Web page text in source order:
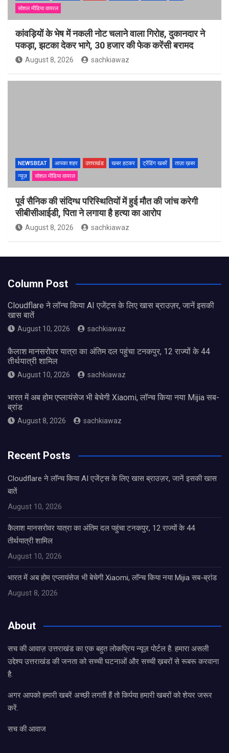
सोशल मीडिया वायरल
कांवड़ियों के भेष में नकली नोट चलाने वाला गिरोह, दुकानदार ने
पकड़ा, झटका देकर भागे, 30 हजार की फेक करेंसी बरामद
August 8, 2026 sachkiawaz
NEWSBEAT आपका शहर उत्तराखंड खबर हटकर ट्रेंडिंग खबरें
ताज़ा ख़बर
न्यूज़
सोशल मीडिया वायरल
पूर्व सैनिक की संदिग्ध परिस्थितियों में हुई मौत की जांच करेगी
सीबीसीआईडी, पिता ने लगाया है हत्या का आरोप
August 8, 2026 sachkiawaz
Column Post
Cloudflare ने लॉन्च किया AI एजेंट्स के लिए खास ब्राउज़र, जानें इसकी
खास बातें
August 10, 2026 sachkiawaz
कैलाश मानसरोवर यात्रा का अंतिम दल पहुंचा टनकपुर, 12 राज्यों के 44
तीर्थयात्री शामिल
August 10, 2026 sachkiawaz
भारत में अब होम एप्लायंसेज भी बेचेगी Xiaomi, लॉन्च किया नया Mijia सब-
ब्रांड
August 8, 2026 sachkiawaz
Recent Posts
Cloudflare ने लॉन्च किया AI एजेंट्स के लिए खास ब्राउज़र, जानें इसकी खास
बातें
August 10, 2026
कैलाश मानसरोवर यात्रा का अंतिम दल पहुंचा टनकपुर, 12 राज्यों के 44
तीर्थयात्री शामिल
August 10, 2026
भारत में अब होम एप्लायंसेज भी बेचेगी Xiaomi, लॉन्च किया नया Mijia सब-ब्रांड
August 8, 2026
About
सच की आवाज़ उत्तराखंड का एक बहुत लोकप्रिय न्यूज़ पोर्टल है. हमारा असली
उद्देश्य उत्तराखंड की जनता को सच्ची घटनाओं और सच्ची ख़बरों से रूबरू करवाना
है.
अगर आपको हमारी खबरें अच्छी लगती हैं तो किर्पया हमारी खबरों को शेयर जरूर
करें.
सच की आवाज